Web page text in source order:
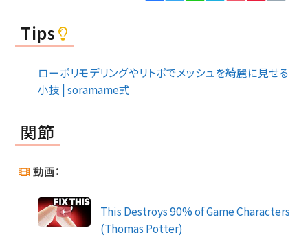
Tips
ローポリモデリングやリトポでメッシュを綺麗に見せる
小技 | soramame式
関節
動画：
This Destroys 90% of Game Characters
(Thomas Potter)